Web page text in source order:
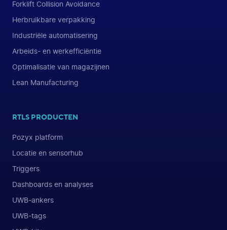
Forklift Collision Avoidance
Herbruikbare verpakking
Industriële automatisering
Arbeids- en werkefficiëntie
Optimalisatie van magazijnen
Lean Manufacturing
RTLS PRODUCTEN
Pozyx platform
Locatie en sensorhub
Triggers
Dashboards en analyses
UWB-ankers
UWB-tags